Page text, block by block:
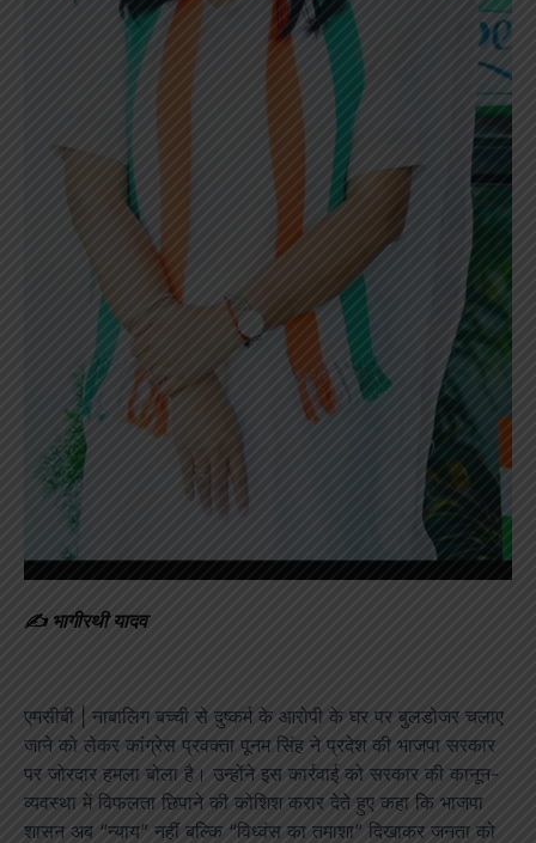
✍️ भागीरथी यादव
एमसीबी | नाबालिग बच्ची से दुष्कर्म के आरोपी के घर पर बुलडोजर चलाए
जाने को लेकर कांग्रेस प्रवक्ता पूनम सिंह ने प्रदेश की भाजपा सरकार
पर जोरदार हमला बोला है। उन्होंने इस कार्रवाई को सरकार की कानून-
व्यवस्था में विफलता छिपाने की कोशिश करार देते हुए कहा कि भाजपा
शासन अब “न्याय” नहीं बल्कि “विध्वंस का तमाशा” दिखाकर जनता को